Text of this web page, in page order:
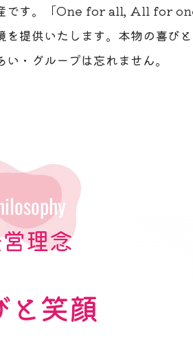
です。「One for all, All for
を提供いたします。本物の喜び
い・グループは忘れません。
理念
と笑顔